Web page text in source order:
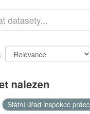
nalezen
Státní úřad inspekce práce